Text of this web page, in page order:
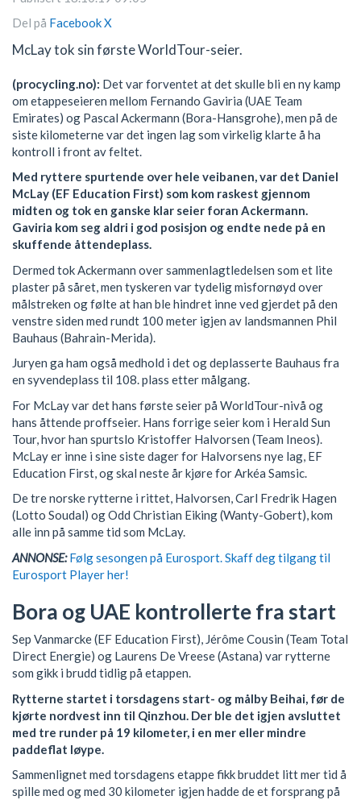
Del på FacebookX
McLay tok sin første WorldTour-seier.
(procycling.no): Det var forventet at det skulle bli en ny kamp
om etappeseieren mellom Fernando Gaviria (UAE Team
Emirates) og Pascal Ackermann (Bora-Hansgrohe), men på de
siste kilometerne var det ingen lag som virkelig klarte å ha
kontroll i front av feltet.
Med ryttere spurtende over hele veibanen, var det Daniel
McLay (EF Education First) som kom raskest gjennom
midten og tok en ganske klar seier foran Ackermann.
Gaviria kom seg aldri i god posisjon og endte nede på en
skuffende åttendeplass.
Dermed tok Ackermann over sammenlagtledelsen som et lite
plaster på såret, men tyskeren var tydelig misfornøyd over
målstreken og følte at han ble hindret inne ved gjerdet på den
venstre siden med rundt 100 meter igjen av landsmannen Phil
Bauhaus (Bahrain-Merida).
Juryen ga ham også medhold i det og deplasserte Bauhaus fra
en syvendeplass til 108. plass etter målgang.
For McLay var det hans første seier på WorldTour-nivå og
hans åttende proffseier. Hans forrige seier kom i Herald Sun
Tour, hvor han spurtslo Kristoffer Halvorsen (Team Ineos).
McLay er inne i sine siste dager for Halvorsens nye lag, EF
Education First, og skal neste år kjøre for Arkéa Samsic.
De tre norske rytterne i rittet, Halvorsen, Carl Fredrik Hagen
(Lotto Soudal) og Odd Christian Eiking (Wanty-Gobert), kom
alle inn på samme tid som McLay.
ANNONSE: Følg sesongen på Eurosport. Skaff deg tilgang til
Eurosport Player her!
Bora og UAE kontrollerte fra start
Sep Vanmarcke (EF Education First), Jérôme Cousin (Team Total
Direct Energie) og Laurens De Vreese (Astana) var rytterne
som gikk i brudd tidlig på etappen.
Rytterne startet i torsdagens start- og målby Beihai, før de
kjørte nordvest inn til Qinzhou. Der ble det igjen avsluttet
med tre runder på 19 kilometer, i en mer eller mindre
paddeflat løype.
Sammenlignet med torsdagens etappe fikk bruddet litt mer tid å
spille med og med 30 kilometer igjen hadde de et forsprang på